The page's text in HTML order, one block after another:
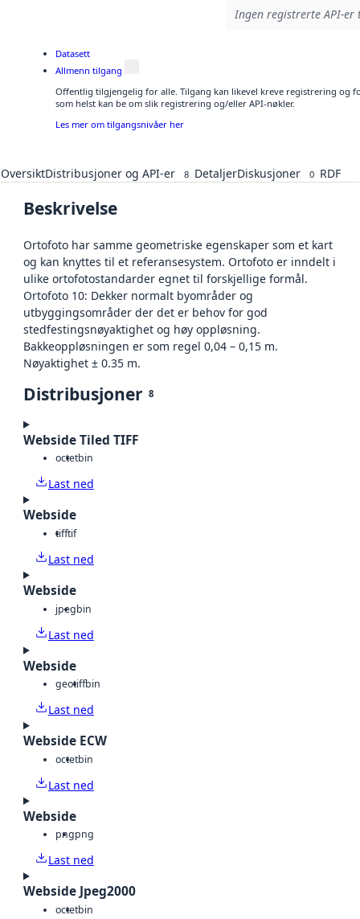
Ingen registrerte API-
Datasett
Allmenn tilgang
Offentlig tilgjengelig for alle. Tilgang kan likevel kreve registrering og
som helst kan be om slik registrering og/eller API-nøkler.
Les mer om tilgangsnivåer her
OversiktDistribusjoner og API-er 8 DetaljerDiskusjoner 0 RDF
Beskrivelse
Ortofoto har samme geometriske egenskaper som et kart
og kan knyttes til et referansesystem. Ortofoto er inndelt i
ulike ortofotostandarder egnet til forskjellige formål.
Ortofoto 10: Dekker normalt byområder og
utbyggingsområder der det er behov for god
stedfestingsnøyaktighet og høy oppløsning.
Bakkeoppløsningen er som regel 0,04 – 0,15 m.
Nøyaktighet ± 0.35 m.
Distribusjoner 8
Webside Tiled TIFF
octetbin
Last ned
Webside
tifftif
Last ned
Webside
jpegbin
Last ned
Webside
geotiffbin
Last ned
Webside ECW
octetbin
Last ned
Webside
pngpng
Last ned
Webside Jpeg2000
octetbin